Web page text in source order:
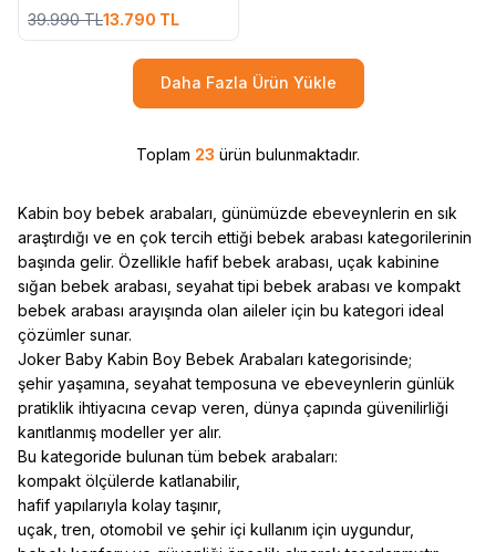
Yaş) - Forest Green KOLİSİ
HASARLI
39.990TL13.790 TL
Daha Fazla Ürün Yükle
Toplam 23 ürün bulunmaktadır.
Kabin boy bebek arabaları, günümüzde ebeveynlerin en sık
araştırdığı ve en çok tercih ettiği bebek arabası kategorilerinin
başında gelir. Özellikle hafif bebek arabası, uçak kabinine
sığan bebek arabası, seyahat tipi bebek arabası ve kompakt
bebek arabası arayışında olan aileler için bu kategori ideal
çözümler sunar.
Joker Baby Kabin Boy Bebek Arabaları kategorisinde;
şehir yaşamına, seyahat temposuna ve ebeveynlerin günlük
pratiklik ihtiyacına cevap veren, dünya çapında güvenilirliği
kanıtlanmış modeller yer alır.
Bu kategoride bulunan tüm bebek arabaları:
kompakt ölçülerde katlanabilir,
hafif yapılarıyla kolay taşınır,
uçak, tren, otomobil ve şehir içi kullanım için uygundur,